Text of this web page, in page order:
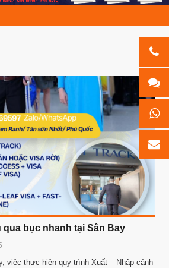
qua bục nhanh tại Sân Bay
việc thực hiện quy trình Xuất – Nhập cảnh